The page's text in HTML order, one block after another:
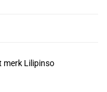
merk Lilipinso